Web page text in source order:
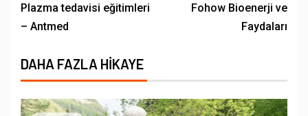
Plazma tedavisi eğitimleri
– Antmed
Fohow Bioenerji ve
Faydaları
DAHA FAZLA HIKAYE